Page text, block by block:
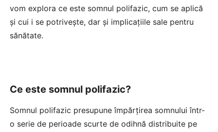
vom explora ce este somnul polifazic, cum se aplică
și cui i se potrivește, dar și implicațiile sale pentru
sănătate.
Ce este somnul polifazic?
Somnul polifazic presupune împărțirea somnului într-
o serie de perioade scurte de odihnă distribuite pe